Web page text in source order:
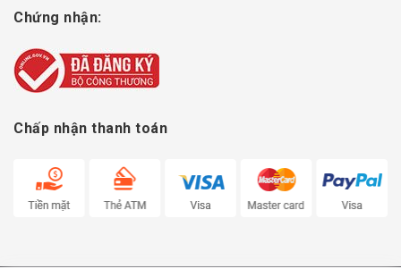
Chứng nhận:
Chấp nhận thanh toán